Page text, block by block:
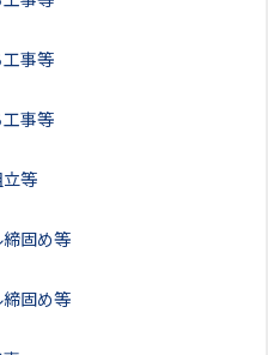
工事等
工事等
立等
締固め等
締固め等